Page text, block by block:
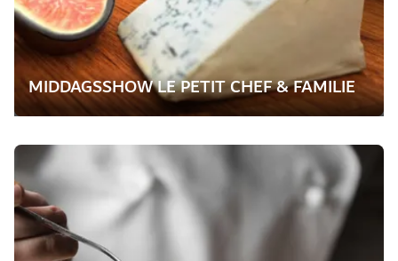
MIDDAGSSHOW LE PETIT CHEF & FAMILIE